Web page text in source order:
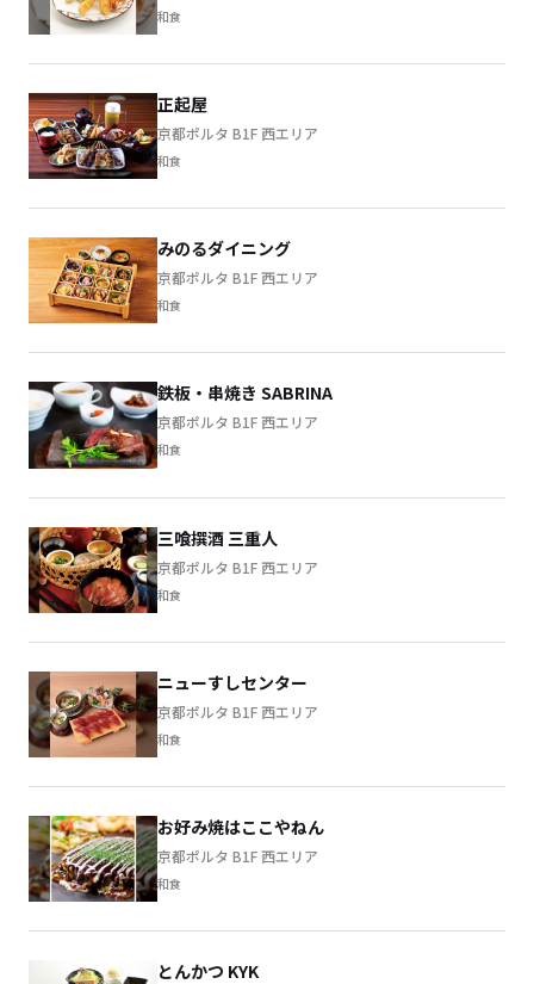
和食
正起屋
京都ポルタ B1F 西エリア
和食
みのるダイニング
京都ポルタ B1F 西エリア
和食
鉄板・串焼き SABRINA
京都ポルタ B1F 西エリア
和食
三喰撰酒 三重人
京都ポルタ B1F 西エリア
和食
ニューすしセンター
京都ポルタ B1F 西エリア
和食
お好み焼はここやねん
京都ポルタ B1F 西エリア
和食
とんかつ KYK